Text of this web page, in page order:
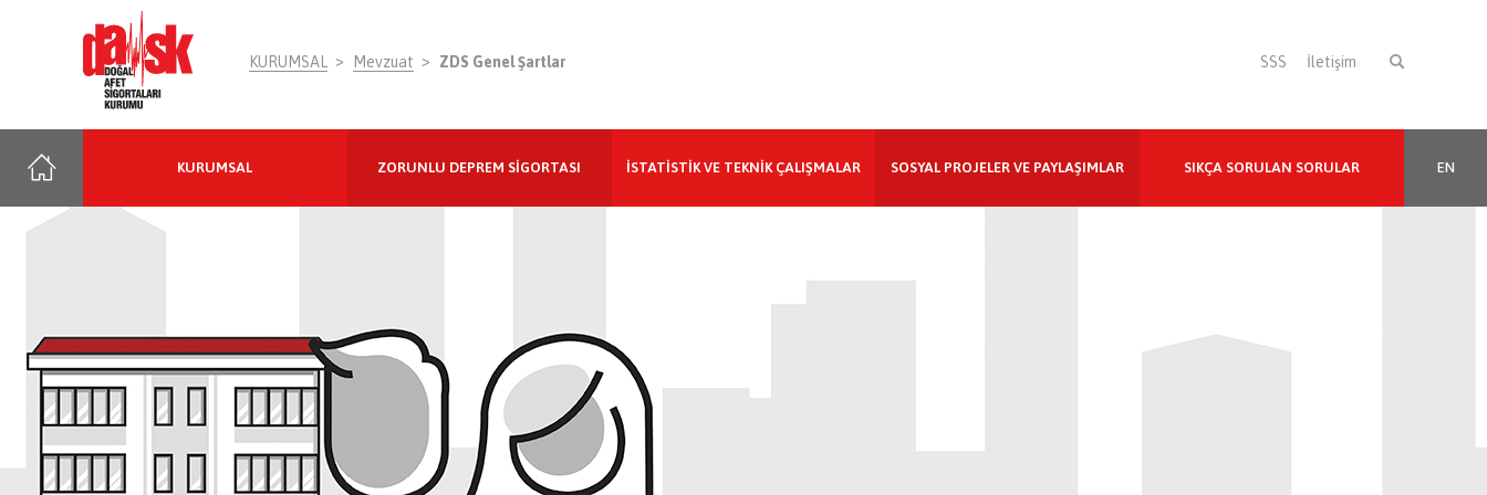
KURUMSAL Mevzuat ZDS Genel Şartlar SSS İletişim
KURUMSAL ZORUNLU DEPREM SİGORTASI İSTATİSTİK VE TEKNİK ÇALIŞMALAR SOSYAL PROJELER VE PAYLAŞIMLAR SIKÇA SORULAN SORULAR EN